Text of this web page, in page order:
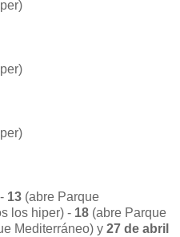
13 (abre Parque
los hiper) - 18 (abre Parque
Mediterráneo) y 27 de abril